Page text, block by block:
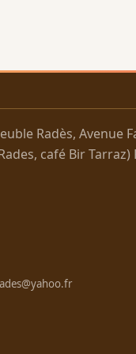
Radès, Avenue
café Bir Tarraz)